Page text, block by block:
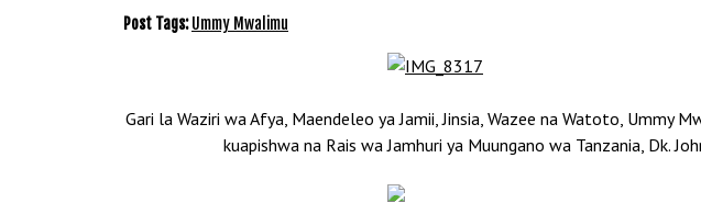
Post Tags:Ummy Mwalimu
Gari la Waziri wa Afya, Maendeleo ya Jamii, Jinsia, Wazee na Watoto,
kuapishwa na Rais wa Jamhuri ya Muungano wa Tanzania, Dk.